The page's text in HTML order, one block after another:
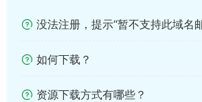
没法注册，提示“暂不支持此域名
如何下载？
资源下载方式有哪些？